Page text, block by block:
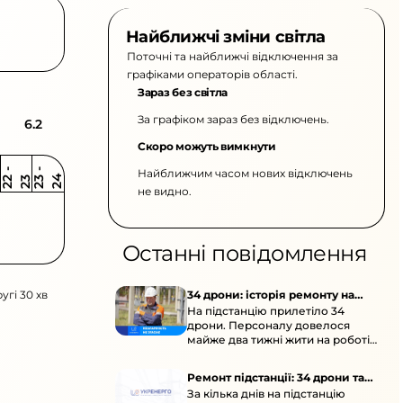
6.2
2 2
-
2 3 2 3
-
2 4
30 хв
Найближчі зміни світла
Поточні та найближчі відключення за
графіками операторів області.
Зараз без світла
За графіком зараз без відключень.
Скоро можуть вимкнути
Найближчим часом нових відключень
не видно.
Останні повідомлення
34 дрони: історія ремонту на
підстанції
На підстанцію прилетіло 34
дрони. Персоналу довелося
майже два тижні жити на роботі
Ремонт підстанції: 34 дрони та
окупація
За кілька днів на підстанцію